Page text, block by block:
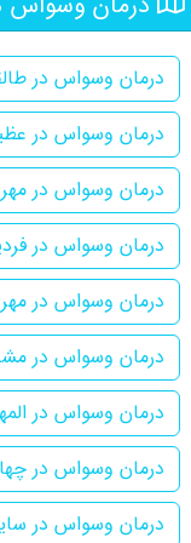
درمان وسواس در
درمان وسواس در
درمان وسواس در
درمان وسواس در
درمان وسواس در
درمان وسواس در
درمان وسواس در
درمان وسواس در
درمان وسواس در